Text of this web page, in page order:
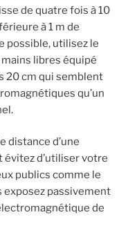
de quatre fois à 10
à 1 m de
possible, utilisez le
libres équipé
20 cm qui semblent
qu’un
distance d’une
d’utiliser votre
publics comme le
exposez passivement
de